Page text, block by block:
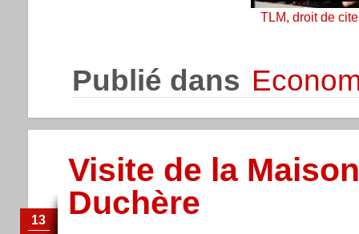
TLM, droit de
Publié dans
Visite de la
Duchère
13